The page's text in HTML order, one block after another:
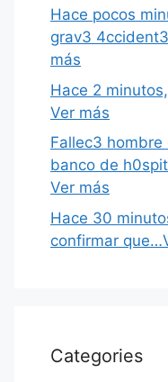
Hace pocos
grav3
más
Hace 2
Ver más
Fallec3
banco de
Ver más
Hace 30
confirmar
Categories